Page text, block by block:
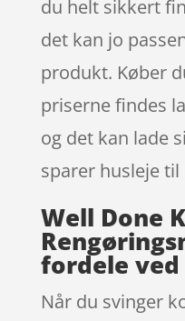
du helt sikkert
det kan jo
produkt. Køber
priserne findes
og det kan lade
sparer husleje
Well Done
fordele
Når du svinger